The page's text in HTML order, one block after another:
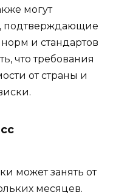
могут
подтверждающие
и стандартов
что требования
от страны и
может занять от
месяцев.